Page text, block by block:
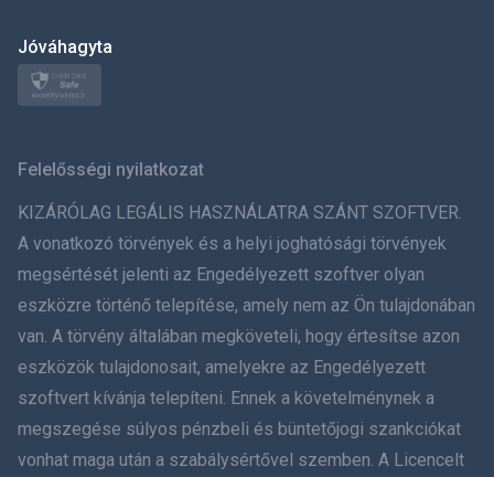
ภาษาไทย
简体中文
Dansk
हिंदी
עברית
Jóváhagyta
Felelősségi nyilatkozat
KIZÁRÓLAG LEGÁLIS HASZNÁLATRA SZÁNT SZOFTVER.
A vonatkozó törvények és a helyi joghatósági törvények
megsértését jelenti az Engedélyezett szoftver olyan
eszközre történő telepítése, amely nem az Ön tulajdonában
van. A törvény általában megköveteli, hogy értesítse azon
eszközök tulajdonosait, amelyekre az Engedélyezett
szoftvert kívánja telepíteni. Ennek a követelménynek a
megszegése súlyos pénzbeli és büntetőjogi szankciókat
vonhat maga után a szabálysértővel szemben. A Licencelt